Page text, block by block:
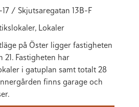
17 / Skjutsaregatan 13B-F
Lokaler
på Öster ligger fastigheten
Fastigheten har
i gatuplan samt totalt 28
finns garage och